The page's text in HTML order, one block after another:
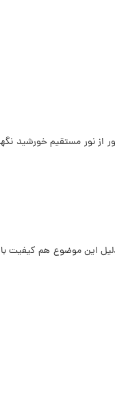
مستقیم خورشید
دلیل این موضوع هم